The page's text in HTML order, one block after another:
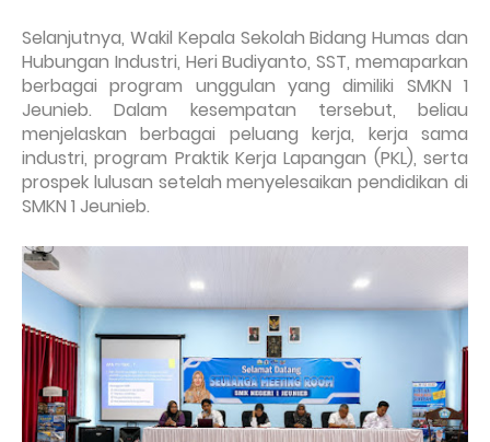
Selanjutnya, Wakil Kepala Sekolah Bidang Humas dan
Hubungan Industri, Heri Budiyanto, SST, memaparkan
berbagai program unggulan yang dimiliki SMKN 1
Jeunieb. Dalam kesempatan tersebut, beliau
menjelaskan berbagai peluang kerja, kerja sama
industri, program Praktik Kerja Lapangan (PKL), serta
prospek lulusan setelah menyelesaikan pendidikan di
SMKN 1 Jeunieb.